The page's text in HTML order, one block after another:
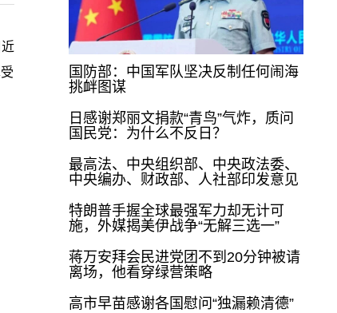
国防部：中国军队坚决反制任何闹海
挑衅图谋
日感谢郑丽文捐款“青鸟”气炸，质问
国民党：为什么不反日？
最高法、中央组织部、中央政法委、
中央编办、财政部、人社部印发意见
特朗普手握全球最强军力却无计可
施，外媒揭美伊战争“无解三选一”
蒋万安拜会民进党团不到20分钟被请
离场，他看穿绿营策略
高市早苗感谢各国慰问“独漏赖清德”